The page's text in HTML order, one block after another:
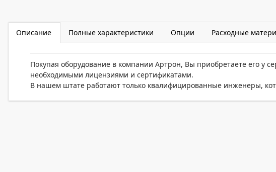
Описание Полные характеристики Опции Расходные
Покупая оборудование в компании Артрон, Вы приобретаете его у
необходимыми лицензиями и сертификатами.
В нашем штате работают только квалифицированные инженеры,